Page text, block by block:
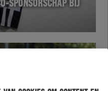
SPONSORSCHAP BIJ